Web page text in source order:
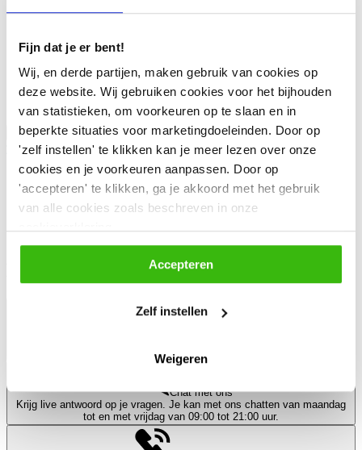
Fijn dat je er bent!
Wij, en derde partijen, maken gebruik van cookies op
deze website. Wij gebruiken cookies voor het bijhouden
van statistieken, om voorkeuren op te slaan en in
beperkte situaties voor marketingdoeleinden. Door op
'zelf instellen' te klikken kan je meer lezen over onze
cookies en je voorkeuren aanpassen. Door op
'accepteren' te klikken, ga je akkoord met het gebruik
van alle cookies zoals beschreven in onze
Accepteren
Zelf instellen
Weigeren
Vertalen Ondersteuning
Gemeentelijke regelingen
Cookieverklaring
Kom je er niet uit?
voor jou geldt.
Chat met ons
Krijg live antwoord op je vragen. Je kan met ons chatten van maandag
tot en met vrijdag van 09:00 tot 21:00 uur.